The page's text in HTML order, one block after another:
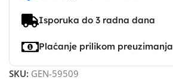
Isporuka do 3 radna dana
Plaćanje prilikom preuzimanja
SKU: GEN-59509